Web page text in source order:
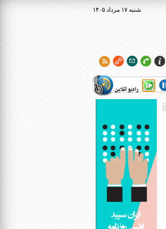
۱۴۰۵ شنبه ۱۷ مرداد
رادیو آنلاین